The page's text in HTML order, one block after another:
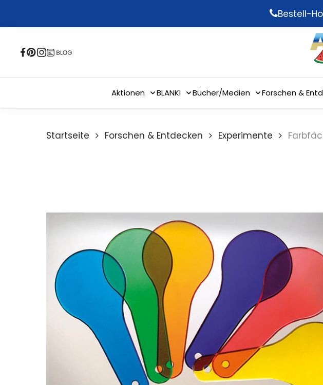
content
Bestell-
Aktionen BLANKI Bücher/Medien Forschen &
Startseite Forschen & Entdecken Experimente